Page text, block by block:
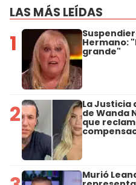
LAS MÁS LEÍDAS
1 Hermano:
grande"
2 La Justicia
de Wanda
que
Murió